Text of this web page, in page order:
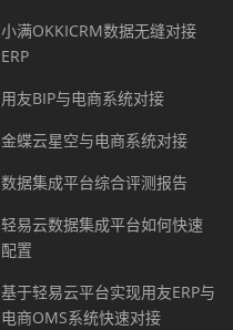
小满OKKICRM数据无缝对接
ERP
用友BIP与电商系统对接
金蝶云星空与电商系统对接
数据集成平台综合评测报告
轻易云数据集成平台如何快速
配置
基于轻易云平台实现用友ERP与
电商OMS系统快速对接